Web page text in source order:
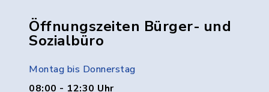
Öffnungszeiten Bürger- und
Sozialbüro
Montag bis Donnerstag
08:00 - 12:30 Uhr